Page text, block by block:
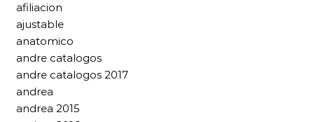
afiliacion
ajustable
anatomico
andre catalogos
andre catalogos 2017
andrea
andrea 2015